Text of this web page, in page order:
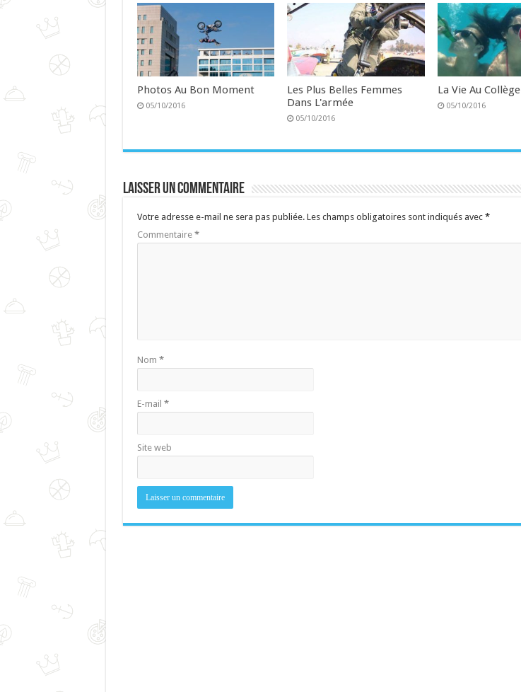
Photos Au Bon Moment
05/10/2016
Les Plus Belles Femmes
Dans L'armée
05/10/2016
La Vie Au Collège
05/10/2016
Laisser un commentaire
Votre adresse e-mail ne sera pas publiée. Les champs obligatoires sont indiqués avec *
Commentaire *
Nom *
E-mail *
Site web